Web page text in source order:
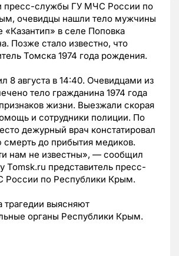
пресс-службы ГУ МЧС России по
очевидцы нашли тело мужчины
«Казантип» в селе Поповка
Позже стало известно, что
Томска 1974 года рождения.
8 августа в 14:40. Очевидцами из
тело гражданина 1974 года
жизни. Выезжали скорая
и сотрудники полиции. По
дежурный врач констатировал
смерть до прибытия медиков.
нам не известны», — сообщил
Tomsk.ru представитель пресс-
по Республики Крым.
трагедии выясняют
органы Республики Крым.